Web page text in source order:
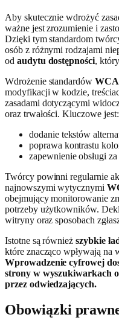
Aby skutecznie wdrożyć
ważne jest zrozumienie i
Dzięki tym standardom
osób z różnymi rodzajami
od audytu dostępności,
Wdrożenie standardów
modyfikacji w kodzie,
zasadami dotyczącymi
oraz trwałości. Kluczowe jest:
dodanie tekstów
poprawa kontrastu
zapewnienie obsługi
Twórcy powinni regularnie
najnowszymi wytycznymi
obejmujący monitorowanie
potrzeby użytkowników.
witryny oraz sposobach
Istotne są równieższybkie
które znacząco wpływają na
Wprowadzenie cyfrowej
strony w wyszukiwarkach
przez odwiedzających.
Obowiązki